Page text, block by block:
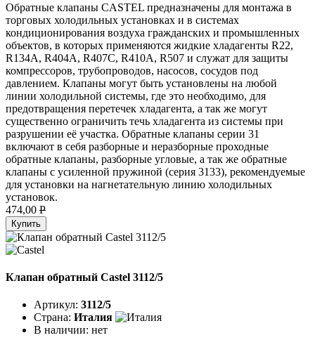
Обратные клапаны CASTEL предназначены для монтажа в
торговых холодильных установках и в системах
кондиционирования воздуха гражданских и промышленных
объектов, в которых применяются жидкие хладагенты R22,
R134A, R404A, R407C, R410A, R507 и служат для защиты
компрессоров, трубопроводов, насосов, сосудов под
давлением. Клапаны могут быть установлены на любой
линии холодильной системы, где это необходимо, для
предотвращения перетечек хладагента, а так же могут
существенно ограничить течь хладагента из системы при
разрушении её участка. Обратные клапаны серии 31
включают в себя разборные и неразборные проходные
обратные клапаны, разборные угловые, а так же обратные
клапаны с усиленной пружиной (серия 3133), рекомендуемые
для установки на нагнетательную линию холодильных
установок.
474,00 P
Купить
Клапан обратный Castel 3112/5
Артикул: 3112/5
Страна: Италия
В наличии: нет